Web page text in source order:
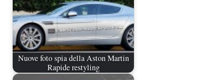
Nuove foto spia della Aston Martin
Rapide restyling